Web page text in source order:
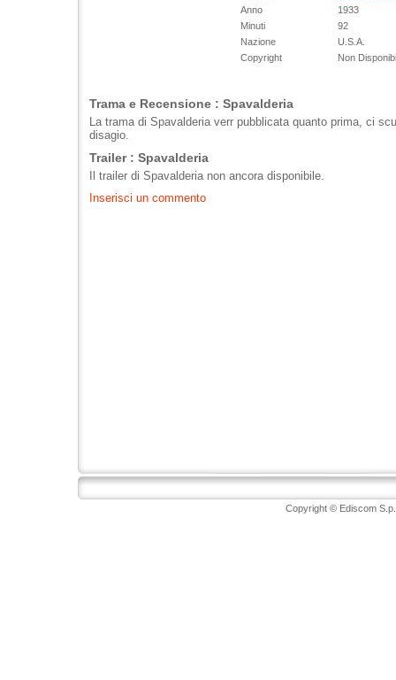
Anno
1933
Minuti
92
Nazione
U.S.A.
Copyright
Non
Trama e Recensione : Spavalderia
La trama di Spavalderia verr pubblicata quanto prima, ci
disagio.
Trailer : Spavalderia
Il trailer di Spavalderia non ancora disponibile.
Inserisci un commento
Copyright © Ediscom